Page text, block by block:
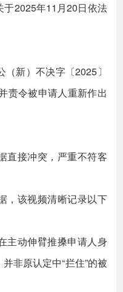
于2025年11月20日依法
新）不决字〔2025〕
责令被申请人重新作出
接冲突，严重不符客
该视频清晰记录以下
动伸臂推搡申请人身
非原认定中“拦住”的被